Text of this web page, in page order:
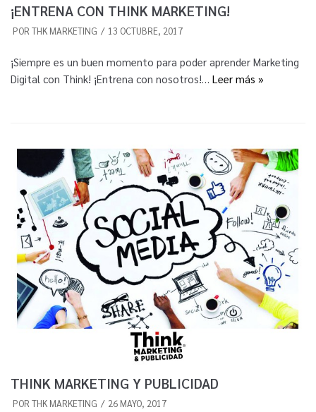
¡ENTRENA CON THINK MARKETING!
POR THK MARKETING 13 OCTUBRE, 2017
¡Siempre es un buen momento para poder aprender Marketing
Digital con Think! ¡Entrena con nosotros!… Leer más »
THINK MARKETING Y PUBLICIDAD
POR THK MARKETING 26 MAYO, 2017